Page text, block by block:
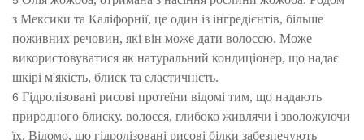
з Мексики та Каліфорнії, це один із інгредієнтів, більше
поживних речовин, які він може дати волоссю. Може
використовуватися як натуральний кондиціонер, що надає
шкірі м'якість, блиск та еластичність.
Гідролізовані рисові протеїни відомі тим, що надають
природного блиску. волосся, глибоко живлячи і зволожуючи
їх. Відомо, що гідролізовані рисові білки забезпечують